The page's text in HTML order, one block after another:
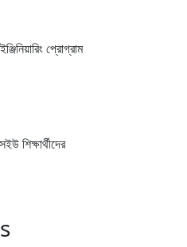
প্রোগ্রাম
শিক্ষার্থীদের